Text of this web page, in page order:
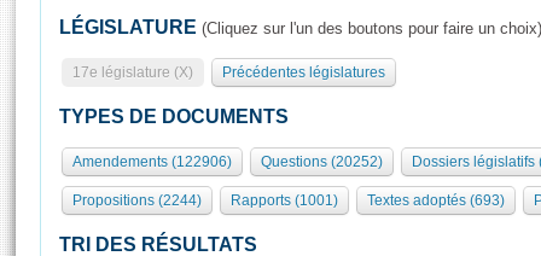
Présidence
577 députés
Groupes politiques
Séance publique
Commissions et autres organes
Europe et International
Rôle et pouvoirs de l'Assemblée
Organisation de l'Assemblée
Présidence Conférence des Présidents Bureau Collège des
Visiter l'Assemblée
Visite virtuelle du palais Bourbon
Assister à une séance
LÉGISLATURE (Cliquez sur l'un des boutons pour faire un choix)
17e législature (X) Précédentes législatures
TYPES DE DOCUMENTS
Amendements (122906) Questions (20252) Dossiers législatifs
Propositions (2244) Rapports (1001) Textes adoptés (693)
TRI DES RÉSULTATS